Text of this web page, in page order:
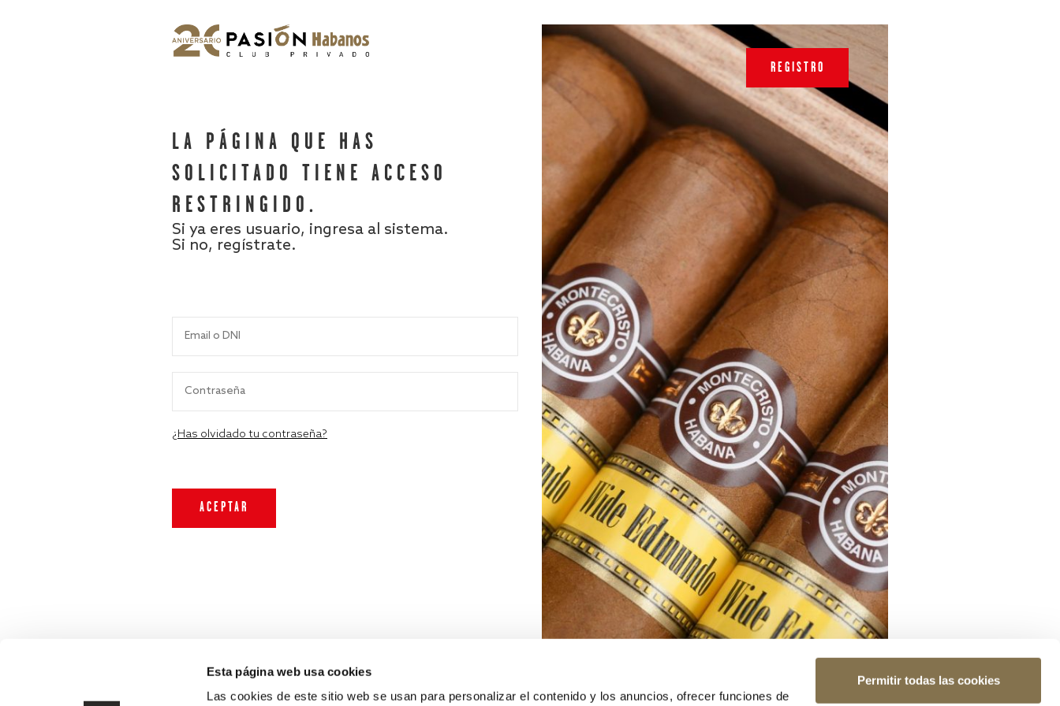
Esta página web usa cookies
Las cookies de este sitio web se usan para personalizar el contenido y los anuncios, ofrecer funciones de
Permitir todas las cookies
LA PÁGINA QUE HAS
SOLICITADO TIENE ACCESO
RESTRINGIDO.
Si ya eres usuario, ingresa al sistema.
Si no, regístrate.
¿Has olvidado tu contraseña?
REGISTRO